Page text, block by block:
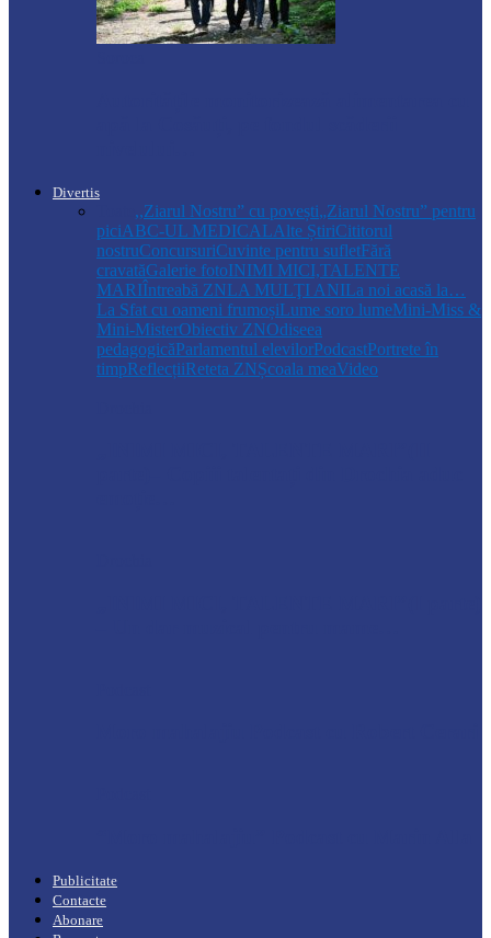
Divertis
,,Ziarul Nostru” cu povești„Ziarul Nostru” pentru
piciABC-UL MEDICALAlte ȘtiriCititorul
nostruConcursuriCuvinte pentru sufletFără
cravatăGalerie fotoINIMI MICI,TALENTE
MARIÎntreabă ZNLA MULŢI ANILa noi acasă la…
La Sfat cu oameni frumoșiLume soro lumeMini-Miss &
Mini-MisterObiectiv ZNOdiseea
pedagogicăParlamentul elevilorPodcastPortrete în
timpReflecțiiReteta ZNȘcoala meaVideo
Publicitate
Contacte
Abonare